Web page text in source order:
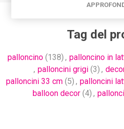
Tag del
palloncino (138) , palloncino in
, palloncini grigi (3) ,
palloncini 33 cm (5) , palloncini
balloon decor (4) ,